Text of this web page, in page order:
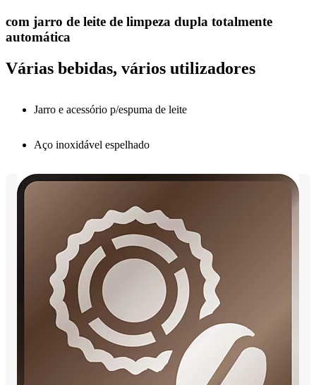
com jarro de leite de limpeza dupla totalmente
automática
Várias bebidas, vários utilizadores
Jarro e acessório p/espuma de leite
Aço inoxidável espelhado